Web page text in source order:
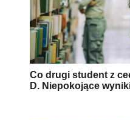
Co drugi student z
D. Niepokojące